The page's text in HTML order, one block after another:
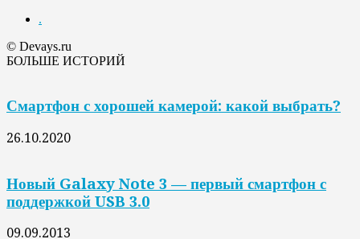
.
© Devays.ru
БОЛЬШЕ ИСТОРИЙ
Смартфон с хорошей камерой: какой выбрать?
26.10.2020
Новый Galaxy Note 3 — первый смартфон с
поддержкой USB 3.0
09.09.2013